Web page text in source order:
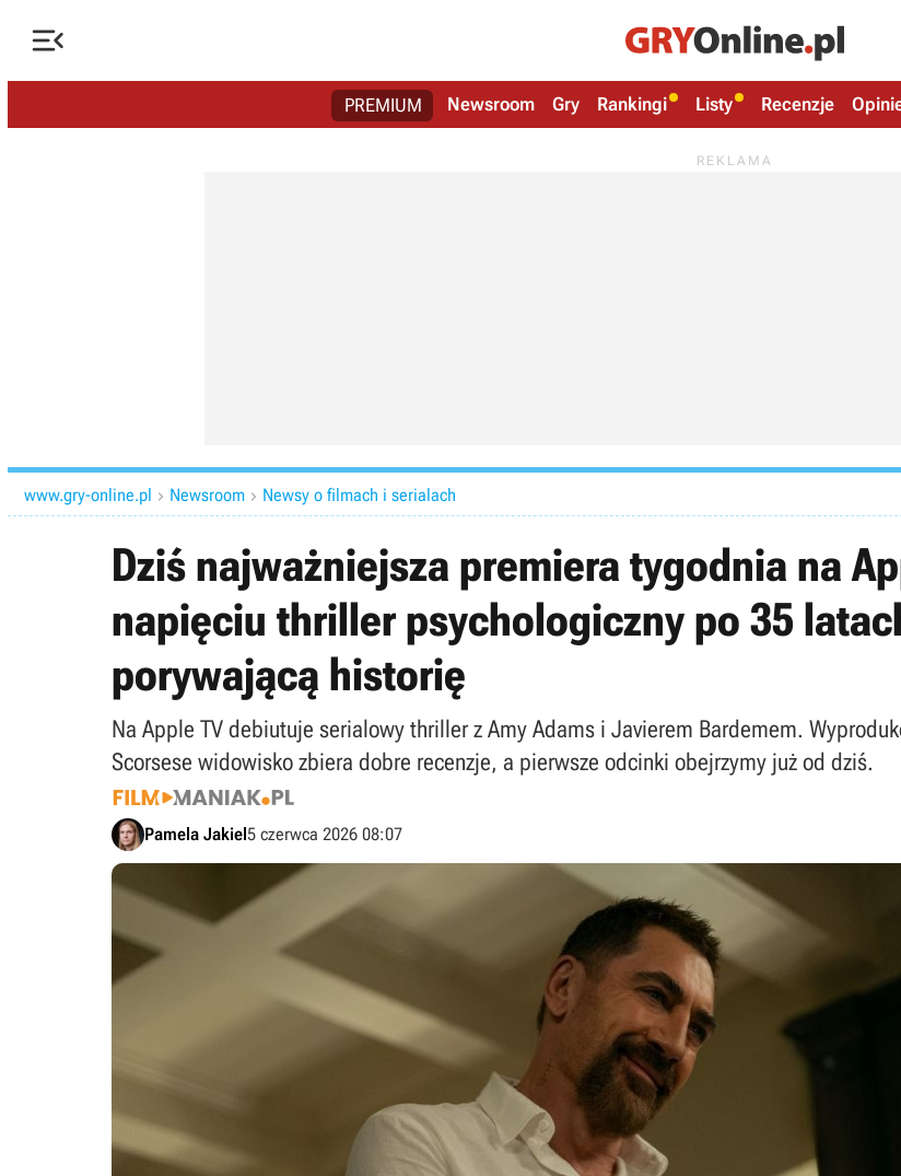

PREMIUM Newsroom Gry Rankingi Listy Recenzje
www.gry-online.pl  Newsroom  Newsy o filmach i serialach
Dziś najważniejsza premiera tygodnia na
napięciu thriller psychologiczny po 35
porywającą historię
Na Apple TV debiutuje serialowy thriller z Amy Adams i Javierem Bardemem.
Scorsese widowisko zbiera dobre recenzje, a pierwsze odcinki obejrzymy już od dziś.
Pamela Jakiel5 czerwca 2026 08:07